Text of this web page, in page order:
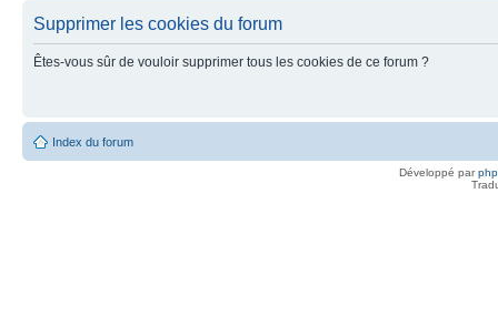
Supprimer les cookies du forum
Êtes-vous sûr de vouloir supprimer tous les cookies de ce forum ?
Index du forum
Développé par